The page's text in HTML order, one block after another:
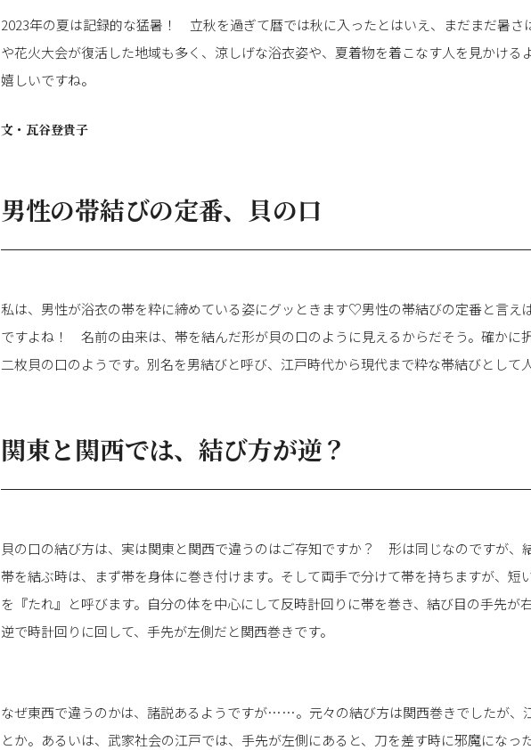
2023年の夏は記録的な猛暑！ 立秋を過ぎて暦では秋に入ったとはいえ、まだまだ暑さ
や花火大会が復活した地域も多く、涼しげな浴衣姿や、夏着物を着こなす人を見かける
嬉しいですね。
文・ 瓦谷登貴子
男性の帯結びの定番、貝の口
私は、男性が浴衣の帯を粋に締めている姿にグッときます♡男性の帯結びの定番と言え
ですよね！ 名前の由来は、帯を結んだ形が貝の口のように見えるからだそう。確かに
二枚貝の口のようです。別名を男結びと呼び、江戸時代から現代まで粋な帯結びとして
関東と関西では、結び方が逆？
貝の口の結び方は、実は関東と関西で違うのはご存知ですか？ 形は同じなのですが、
帯を結ぶ時は、まず帯を身体に巻き付けます。そして両手で分けて帯を持ちますが、短
を『たれ』と呼びます。自分の体を中心にして反時計回りに帯を巻き、結び目の手先が
逆で時計回りに回して、手先が左側だと関西巻きです。
なぜ東西で違うのかは、諸説あるようですが……。元々の結び方は関西巻きでしたが、
とか。あるいは、武家社会の江戸では、手先が左側にあると、刀を差す時に邪魔にな